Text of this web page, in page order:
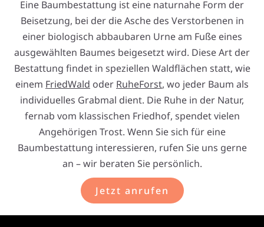
Eine Baumbestattung ist eine naturnahe Form der
Beisetzung, bei der die Asche des Verstorbenen in
einer biologisch abbaubaren Urne am Fuße eines
ausgewählten Baumes beigesetzt wird. Diese Art der
Bestattung findet in speziellen Waldflächen statt, wie
einem FriedWald oder RuheForst, wo jeder Baum als
individuelles Grabmal dient. Die Ruhe in der Natur,
fernab vom klassischen Friedhof, spendet vielen
Angehörigen Trost. Wenn Sie sich für eine
Baumbestattung interessieren, rufen Sie uns gerne
an – wir beraten Sie persönlich.
Jetzt anrufen